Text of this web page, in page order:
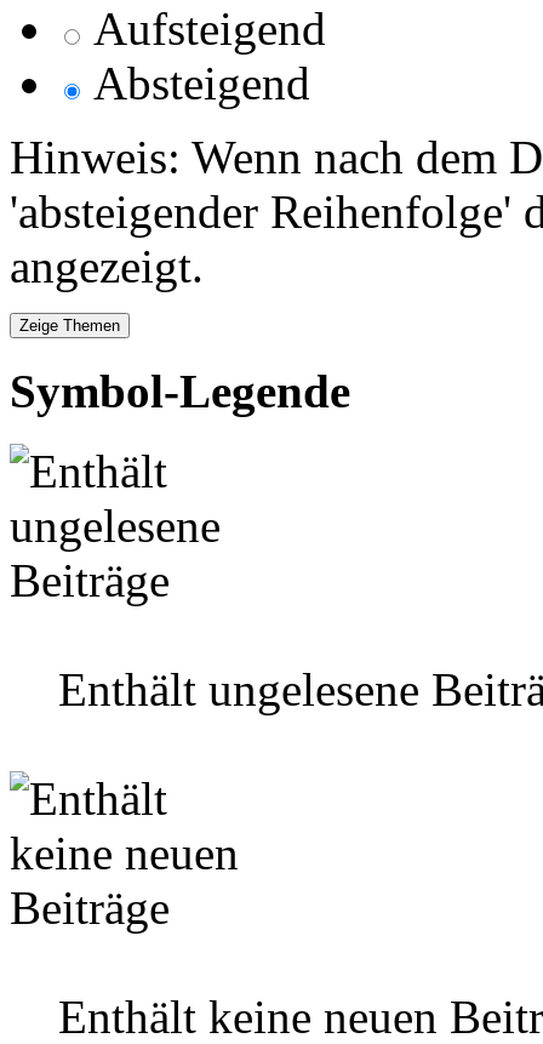
Aufsteigend
Absteigend
Hinweis: Wenn nach dem
'absteigender Reihenfolge'
angezeigt.
Symbol-Legende
Enthält ungelesene
Enthält keine neuen